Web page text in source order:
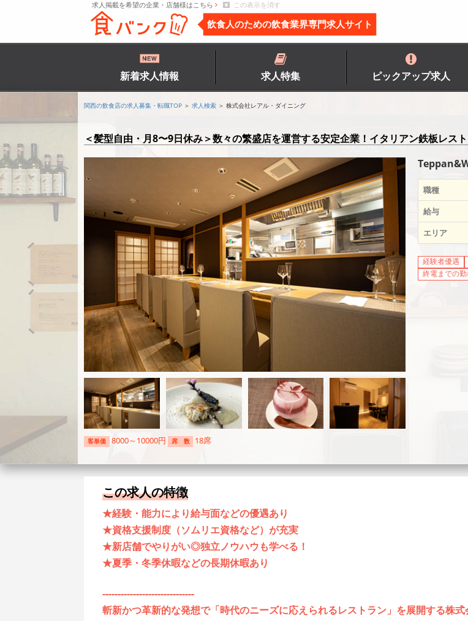
求人掲載を希望の企業・店舗様はこちら この表示を消す
飲食人のための飲食業界専門求人サイト
新着求人情報 求人特集 ピックアップ求人
関西の飲食店の求人募集・転職TOP ＞ 求人検索 ＞ 株式会社レアル・ダイニング
＜髪型自由・月8〜9日休み＞数々の繁盛店を運営する安定企業！イタリアン鉄板レス
客単価 8000～10000円 席 数 18席
職種
給与
エリア
経験者優遇
終電までの
この求人の特徴
★経験・能力により給与面などの優遇あり
★資格支援制度（ソムリエ資格など）が充実
★新店舗でやりがい◎独立ノウハウも学べる！
★夏季・冬季休暇などの長期休暇あり
------------------------------
斬新かつ革新的な発想で「時代のニーズに応えられるレストラン」を展開する株